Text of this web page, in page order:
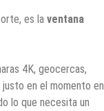
es la ventana
4K, geocercas,
en el momento en
lo que necesita un